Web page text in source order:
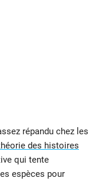
répandu chez les
des histoires
qui tente
espèces pour